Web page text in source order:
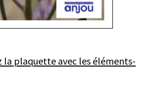
la plaquette avec les éléments-